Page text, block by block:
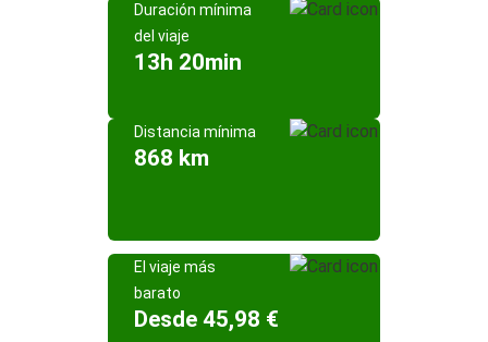
Duración mínima
del viaje
13h 20min
Distancia mínima
868 km
El viaje más
barato
Desde 45,98 €